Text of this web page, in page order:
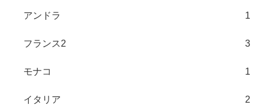
アンドラ 1
フランス2 3
モナコ 1
イタリア 2